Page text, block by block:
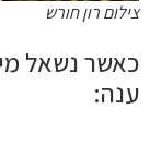
צילום רון חורש
כאשר נשאל
ענה: